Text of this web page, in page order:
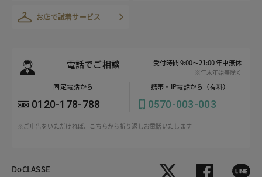
お店で試着サービス
電話でご相談 受付時間 9:00～21:00 年中無休
※年末年始等除く
固定電話から
0120-178-788
携帯・IP電話から（有料）
0570-003-003
※ご申告をいただければ、こちらから折り返しお電話いたします
DoCLASSE